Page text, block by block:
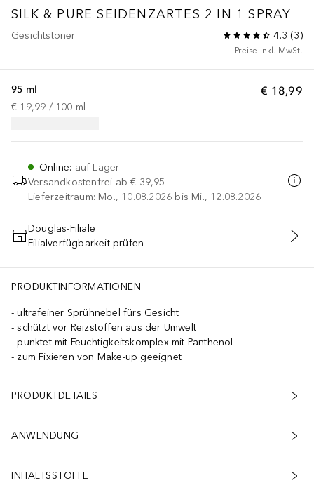
SILK & PURE SEIDENZARTES 2 IN 1 SPRAY
Gesichtstoner 4.3 (3)
Preise inkl. MwSt.
€ 18,99
95 ml
€ 19,99 / 100 ml
Online: auf Lager
Versandkostenfrei ab € 39,95
Lieferzeitraum: Mo., 10.08.2026 bis Mi., 12.08.2026
IN DEN WARENKORB
Douglas-Filiale
Filialverfügbarkeit prüfen
PRODUKTINFORMATIONEN
ultrafeiner Sprühnebel fürs Gesicht
schützt vor Reizstoffen aus der Umwelt
punktet mit Feuchtigkeitskomplex mit Panthenol
zum Fixieren von Make-up geeignet
PRODUKTDETAILS
ANWENDUNG
INHALTSSTOFFE